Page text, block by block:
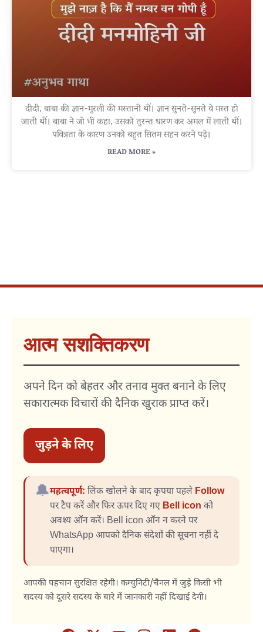
दीदी, बाबा की ज्ञान-मुरली की मस्तानी थीं। ज्ञान सुनते-सुनते वे मस्त हो
जाती थीं। बाबा ने जो भी कहा, उसको तुरन्त धारण कर अमल में लाती थीं।
पवित्रता के कारण उनको बहुत सितम सहन करने पड़े।
READ MORE »
आत्म सशक्तिकरण
अपने दिन को बेहतर और तनाव मुक्त बनाने के लिए
सकारात्मक विचारों की दैनिक खुराक प्राप्त करें।
जुड़ने के लिए
🔔महत्वपूर्ण: लिंक खोलने के बाद कृपया पहले Follow
पर टैप करें और फिर ऊपर दिए गए Bell icon को
अवश्य ऑन करें। Bell icon ऑन न करने पर
WhatsApp आपको दैनिक संदेशों की सूचना नहीं दे
पाएगा।
आपकी पहचान सुरक्षित रहेगी। कम्युनिटी/चैनल में जुड़े किसी भी
सदस्य को दूसरे सदस्य के बारे में जानकारी नहीं दिखाई देगी।